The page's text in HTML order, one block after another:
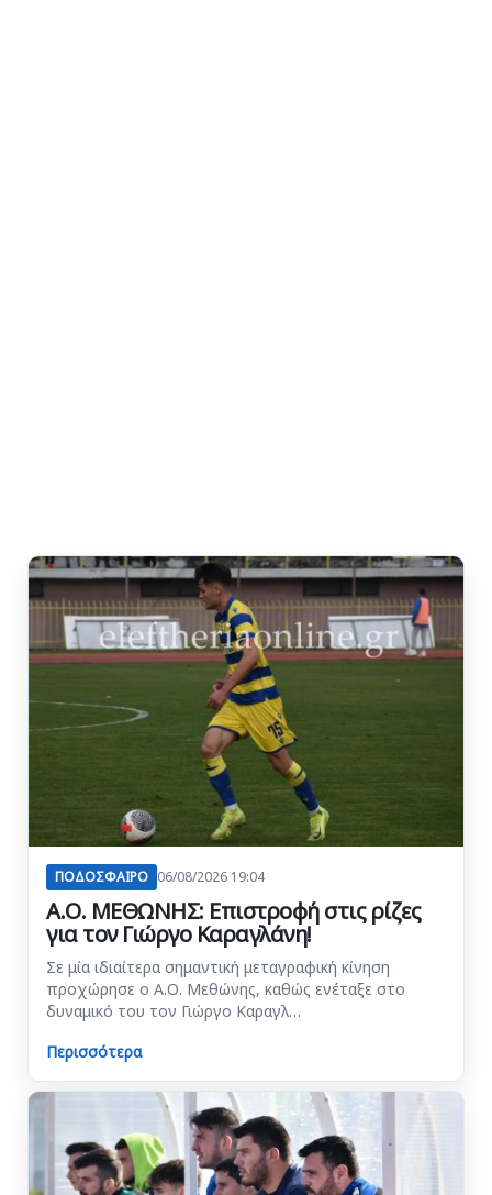
ΠΟΔΟΣΦΑΙΡΟ 06/08/2026 19:04
Α.Ο. ΜΕΘΩΝΗΣ: Επιστροφή στις ρίζες
για τον Γιώργο Καραγλάνη!
Σε μία ιδιαίτερα σημαντική μεταγραφική κίνηση
προχώρησε ο Α.Ο. Μεθώνης, καθώς ενέταξε στο
δυναμικό του τον Γιώργο Καραγλ…
Περισσότερα